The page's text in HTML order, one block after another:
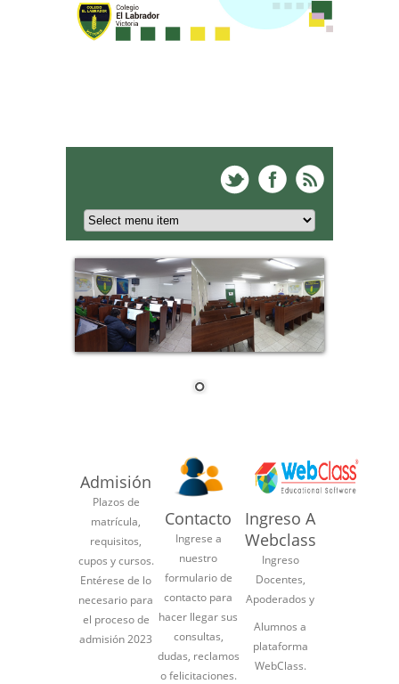
Admisión
Plazos de
matrícula,
requisitos,
cupos y cursos.
Entérese de lo
necesario para
el proceso de
admisión 2023
Contacto
Ingrese a
nuestro
formulario de
contacto para
hacer llegar sus
consultas,
dudas, reclamos
o felicitaciones.
Ingreso A
Webclass
Ingreso
Docentes,
Apoderados y
Alumnos a
plataforma
WebClass.